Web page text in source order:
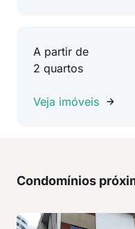
A partir de
2 quartos
Veja imóveis
Condomínios